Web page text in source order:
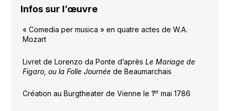
Infos sur l’œuvre
« Comedia per musica » en quatre actes de W.A.
Mozart
Livret de Lorenzo da Ponte d’après Le Mariage de
Figaro, ou la Folle Journée de Beaumarchais
Création au Burgtheater de Vienne le 1ermai 1786